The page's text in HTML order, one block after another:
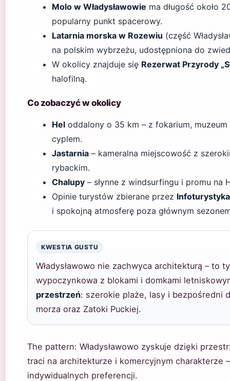
Molo w Władysławowie ma długość około
popularny punkt spacerowy.
Latarnia morska w Rozewiu (część
na polskim wybrzeżu, udostępniona do
W okolicy znajduje się Rezerwat Przyrody
halofilną.
Co zobaczyć w okolicy
Hel oddalony o 35 km – z fokarium,
cyplem.
Jastarnia – kameralna miejscowość z
rybackim.
Chalupy – słynne z windsurfingu i promu na
Opinie turystów zbierane przez
i spokojną atmosferę poza głównym
KWESTIA GUSTU
Władysławowo nie zachwyca architekturą – to
wypoczynkowa z blokami i domkami
przestrzeń: szerokie plaże, lasy i bezpośredni
morza oraz Zatoki Puckiej.
The pattern: Władysławowo zyskuje dzięki
traci na architekturze i komercyjnym charakterze
indywidualnych preferencji.